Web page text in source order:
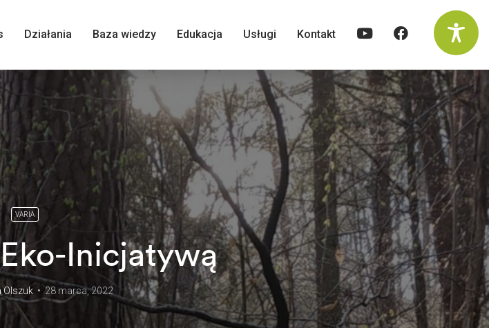
Działania Baza wiedzy Edukacja Usługi Kontakt
VARIA
Inicjatywą
Olszuk 28 marca, 2022